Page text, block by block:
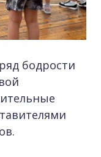
бодрости